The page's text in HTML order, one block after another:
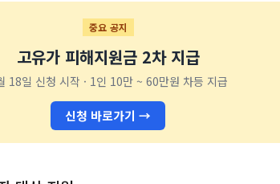
세무/납부
기타 서비스
중요 공지
고유가 피해지원금 2차 지급
18일 신청 시작 · 1인 10만 ~ 60만원 차등 지급
신청 바로가기 →